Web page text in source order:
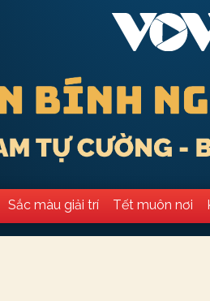
Sắc màu giải trí Tết muôn nơi